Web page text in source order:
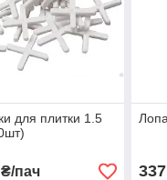
для плитки 1.5
пач